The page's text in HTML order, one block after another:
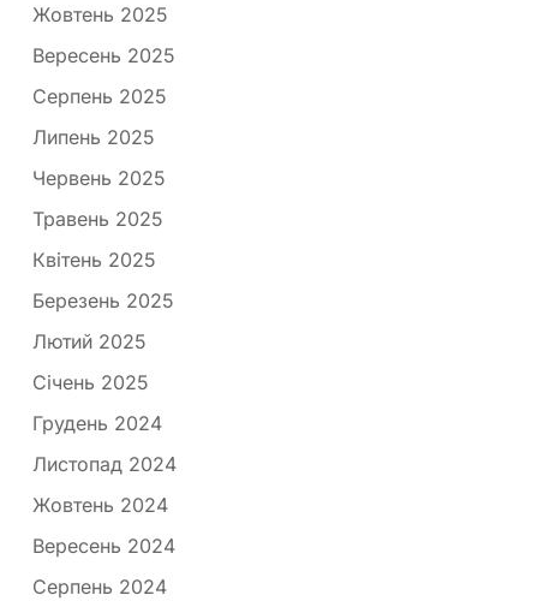
Жовтень 2025
Вересень 2025
Серпень 2025
Липень 2025
Червень 2025
Травень 2025
Квітень 2025
Березень 2025
Лютий 2025
Січень 2025
Грудень 2024
Листопад 2024
Жовтень 2024
Вересень 2024
Серпень 2024